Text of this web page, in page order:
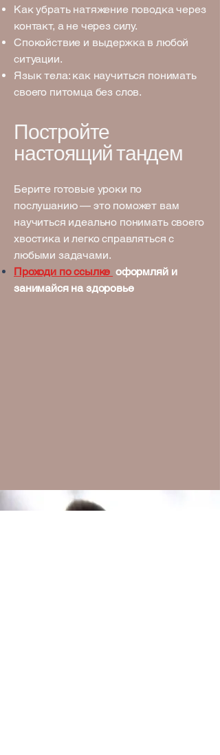
Как убрать натяжение поводка через
контакт, а не через силу.
Спокойствие и выдержка в любой
ситуации.
Язык тела: как научиться понимать
своего питомца без слов.
Постройте
настоящий тандем
Берите готовые уроки по
послушанию — это поможет вам
научиться идеально понимать своего
хвостика и легко справляться с
любыми задачами.
Проходи по ссылке оформляй и
занимайся на здоровье